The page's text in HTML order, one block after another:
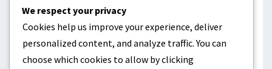
Website
We respect your privacy
Cookies help us improve your experience, deliver
personalized content, and analyze traffic. You can
choose which cookies to allow by clicking